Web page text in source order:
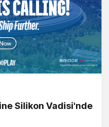
Silikon Vadisi'nde